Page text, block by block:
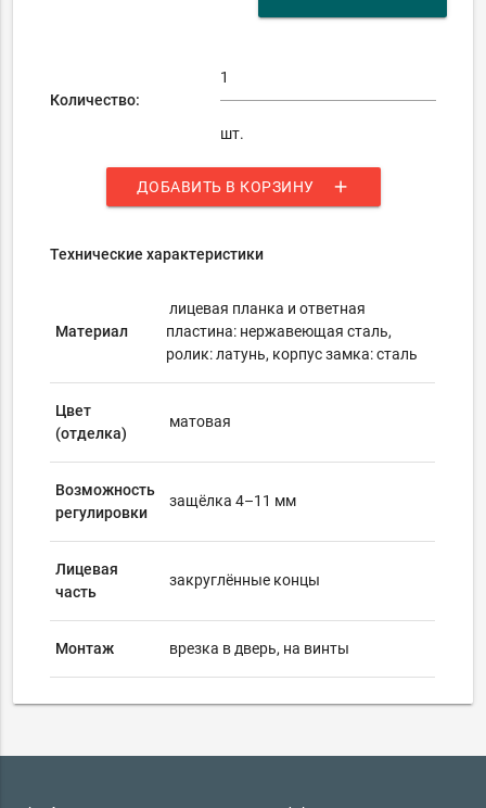
Количество:
шт.
ДОБАВИТЬ В КОРЗИНУ add
Технические характеристики
Материал
лицевая планка и ответная
пластина: нержавеющая сталь,
ролик: латунь, корпус замка: сталь
Цвет
(отделка)
матовая
Возможность
регулировки
защёлка 4–11 мм
Лицевая
часть
закруглённые концы
Монтаж врезка в дверь, на винты